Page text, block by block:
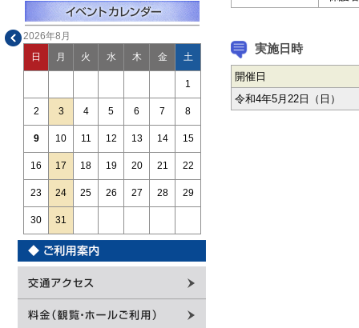
2026年8月
日 月 火 水 木 金 土
1
2 3 4 5 6 7 8
9 10 11 12 13 14 15
16 17 18 19 20 21 22
23 24 25 26 27 28 29
30 31
実施日時
開催日
令和4年5月22日（日）